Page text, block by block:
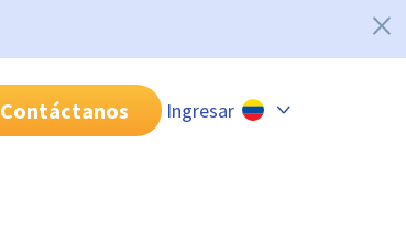
Contáctanos Ingresar